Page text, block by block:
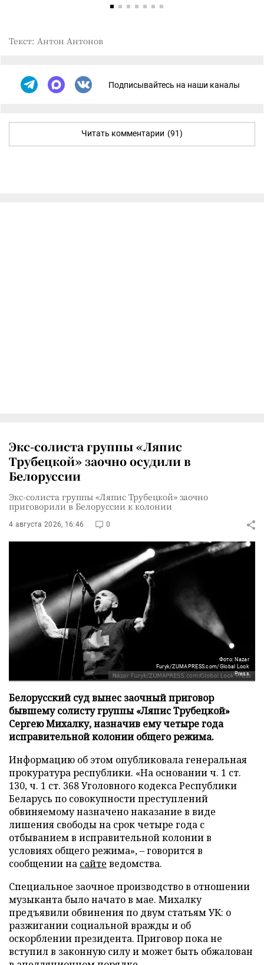
Текст: Антон Антонов
Подписывайтесь на наши каналы
Читать комментарии (91)
Экс-солиста группы «Ляпис
Трубецкой» заочно осудили в
Белоруссии
Экс-солиста группы «Ляпис Трубецкой» заочно
приговорили в Белоруссии к колонии
4 августа 2026, 16:46 0
Фото: Nazar
Furyk/ZUMAPRESS.com/Global Look
Press
Белорусский суд вынес заочный приговор
бывшему солисту группы «Ляпис Трубецкой»
Сергею Михалку, назначив ему четыре года
исправительной колонии общего режима.
Информацию об этом опубликовала генеральная
прокуратура республики. «На основании ч. 1 ст.
130, ч. 1 ст. 368 Уголовного кодекса Республики
Беларусь по совокупности преступлений
обвиняемому назначено наказание в виде
лишения свободы на срок четыре года с
отбыванием в исправительной колонии в
условиях общего режима», – говорится в
сообщении на сайте ведомства.
Специальное заочное производство в отношении
музыканта было начато в мае. Михалку
предъявили обвинения по двум статьям УК: о
разжигании социальной вражды и об
оскорблении президента. Приговор пока не
вступил в законную силу и может быть обжалован